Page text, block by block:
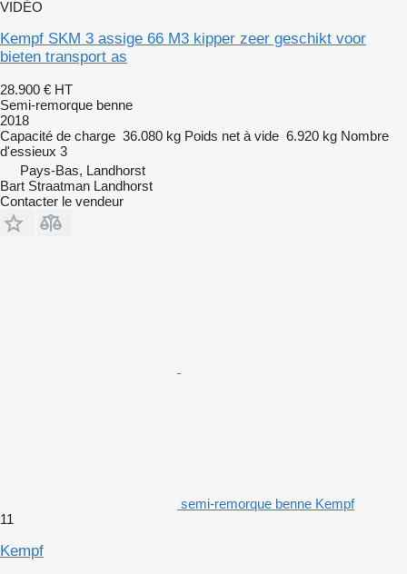
VIDÉO
Kempf SKM 3 assige 66 M3 kipper zeer geschikt voor
bieten transport as
28.900 € HT
Semi-remorque benne
2018
Capacité de charge 36.080 kg Poids net à vide 6.920 kg Nombre
d'essieux 3
Pays-Bas, Landhorst
Bart Straatman Landhorst
Contacter le vendeur
semi-remorque benne Kempf
11
Kempf